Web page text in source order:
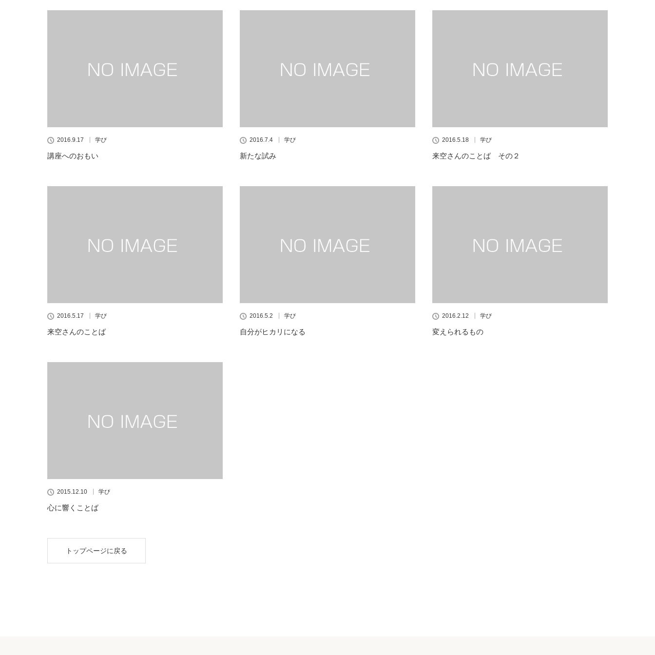
2016.9.17 学び
講座へのおもい
2016.7.4 学び
新たな試み
2016.5.18 学び
来空さんのことば その２
2016.5.17 学び
来空さんのことば
2016.5.2 学び
自分がヒカリになる
2016.2.12 学び
変えられるもの
2015.12.10 学び
心に響くことば
トップページに戻る